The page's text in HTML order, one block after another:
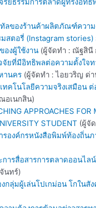
ลของร้านค้าผลิตภัณฑ์ควา
สตอรี่ (Instagram
องผู้ใช้งาน (ผู้จัดทำ : ณัฐสินี
จัยที่มีอิทธิพลต่อความตั้งใจ
านคร (ผู้จัดทำ : ไอยวริญ ด่
ทคโนโลยีความจริงเสมือน
อเนกสิน)
APPROACHES FOR
STUDENT (ผู้จั
รองค์กรหนังสือพิมพ์ท้องถิ่น
ารสื่อสารการตลาดออนไ
นทร์)
กลุ่มผู้เล่นโปเกม่อน โกในสั